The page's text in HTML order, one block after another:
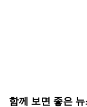
함께 보면 좋은